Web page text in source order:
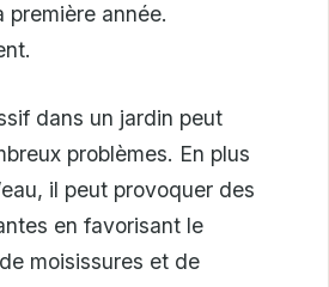
première année.
dans un jardin peut
problèmes. En plus
il peut provoquer des
en favorisant le
moisissures et de